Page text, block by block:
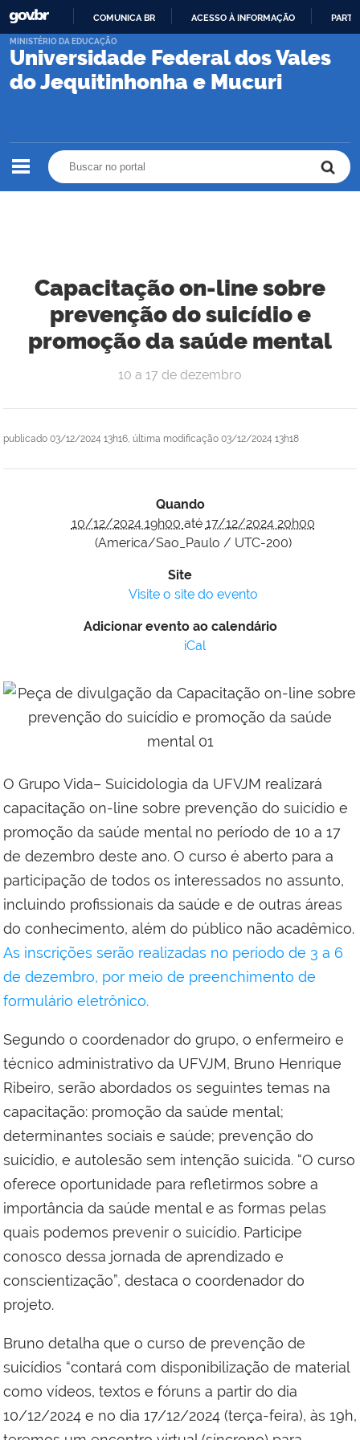
PARA
CONTEÚDO
COMUNICA BR ACESSO À INFORMAÇÃO
Universidade Federal dos Vales
do Jequitinhonha e Mucuri
MINISTÉRIO DA EDUCAÇÃO
Capacitação on-line sobre
prevenção do suicídio e
promoção da saúde mental
publicado 03/12/2024 13h16, última modificação 03/12/2024 13h18
10 a 17 de dezembro
Quando
10/12/2024 19h00 até 17/12/2024 20h00
(America/Sao_Paulo / UTC-200)
Site
Visite o site do evento
Adicionar evento ao calendário
iCal
O Grupo Vida– Suicidologia da UFVJM realizará
capacitação on-line sobre prevenção do suicídio e
promoção da saúde mental no período de 10 a 17
de dezembro deste ano. O curso é aberto para a
participação de todos os interessados no assunto,
incluindo profissionais da saúde e de outras áreas
do conhecimento, além do público não acadêmico.
As inscrições serão realizadas no período de 3 a 6
de dezembro, por meio de preenchimento de
formulário eletrônico.
Segundo o coordenador do grupo, o enfermeiro e
técnico administrativo da UFVJM, Bruno Henrique
Ribeiro, serão abordados os seguintes temas na
capacitação: promoção da saúde mental;
determinantes sociais e saúde; prevenção do
suicídio, e autolesão sem intenção suicida. “O curso
oferece oportunidade para refletirmos sobre a
importância da saúde mental e as formas pelas
quais podemos prevenir o suicídio. Participe
conosco dessa jornada de aprendizado e
conscientização”, destaca o coordenador do
projeto.
Bruno detalha que o curso de prevenção de
suicídios “contará com disponibilização de material
como vídeos, textos e fóruns a partir do dia
10/12/2024 e no dia 17/12/2024 (terça-feira), às 19h,